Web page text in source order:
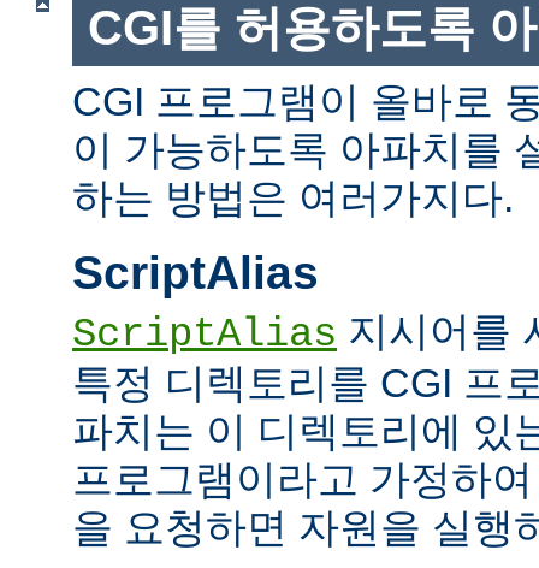
CGI를 허용하도록
CGI 프로그램이 올바로
이 가능하도록 아파치를
하는 방법은 여러가지다.
ScriptAlias
ScriptAlias 지시어를
특정 디렉토리를 CGI 프
파치는 이 디렉토리에 있
프로그램이라고 가정하
을 요청하면 자원을 실행